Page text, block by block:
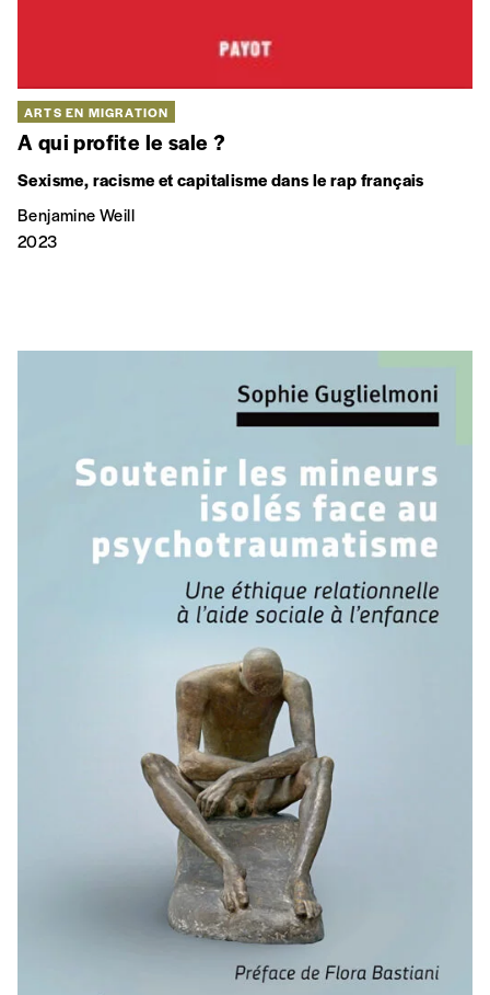
ARTS EN MIGRATION
A qui profite le sale ?
Sexisme, racisme et capitalisme dans le rap français
Benjamine Weill
2023